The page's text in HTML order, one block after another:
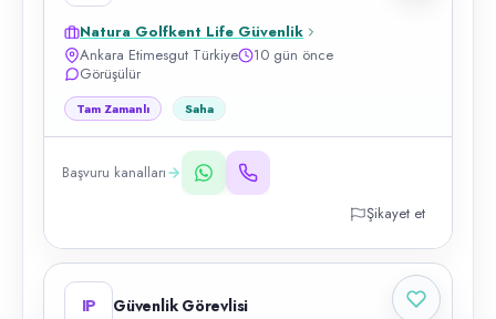
Natura Golfkent Life Güvenlik
Ankara Etimesgut Türkiye
10 gün önce
Görüşülür
Tam Zamanlı Saha
Başvuru kanalları
Şikayet et
IP Güvenlik Görevlisi